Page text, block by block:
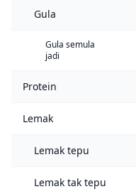
Gula
Gula semula
jadi
Protein
Lemak
Lemak tepu
Lemak tak tepu